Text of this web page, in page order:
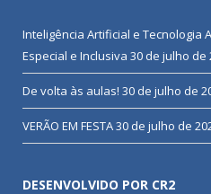
Inteligência Artificial e Tecnologia
Especial e Inclusiva 30 de julho de
De volta às aulas! 30 de julho de
VERÃO EM FESTA30 de julho de
DESENVOLVIDO POR CR2